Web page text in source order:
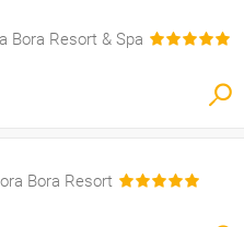
Bora Resort & Spa
Bora Resort